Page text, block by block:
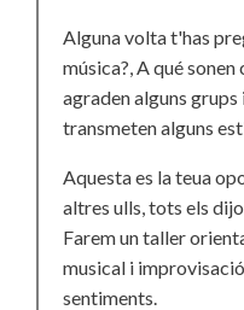
Alguna volta t'has
música?, A qué sonen
agraden alguns grups
transmeten alguns
Aquesta es la teua
altres ulls, tots els
Farem un taller
musical i
sentiments.